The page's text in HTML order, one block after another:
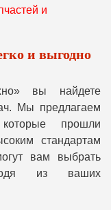
и
и выгодно
вы найдете
Мы предлагаем
прошли
стандартам
вам выбрать
из ваших